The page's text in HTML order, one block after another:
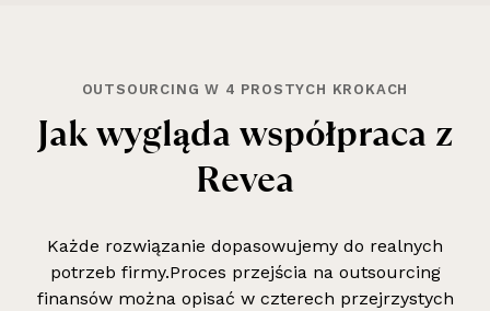
OUTSOURCING W 4 PROSTYCH KROKACH
Jak wygląda współpraca z
Revea
Każde rozwiązanie dopasowujemy do realnych
potrzeb firmy.Proces przejścia na outsourcing
finansów można opisać w czterech przejrzystych